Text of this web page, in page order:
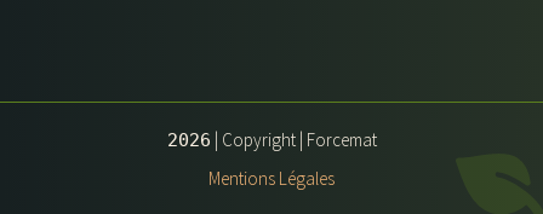
2026 | Copyright | Forcemat
Mentions Légales